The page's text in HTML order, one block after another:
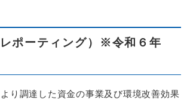
ポーティング）※令和６年
り調達した資金の事業及び環境改善効果